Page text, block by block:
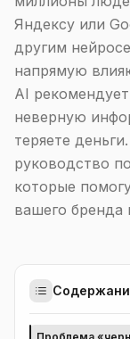
Яндексу или
другим
напрямую
AI
неверную
теряете
руководство
которые
вашего бренда